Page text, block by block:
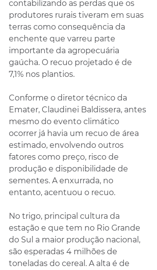
contabilizando as perdas que os
produtores rurais tiveram em suas
terras como consequência da
enchente que varreu parte
importante da agropecuária
gaúcha. O recuo projetado é de
7,1% nos plantios.
Conforme o diretor técnico da
Emater, Claudinei Baldissera, antes
mesmo do evento climático
ocorrer já havia um recuo de área
estimado, envolvendo outros
fatores como preço, risco de
produção e disponibilidade de
sementes. A enxurrada, no
entanto, acentuou o recuo.
No trigo, principal cultura da
estação e que tem no Rio Grande
do Sul a maior produção nacional,
são esperadas 4 milhões de
toneladas do cereal. A alta é de